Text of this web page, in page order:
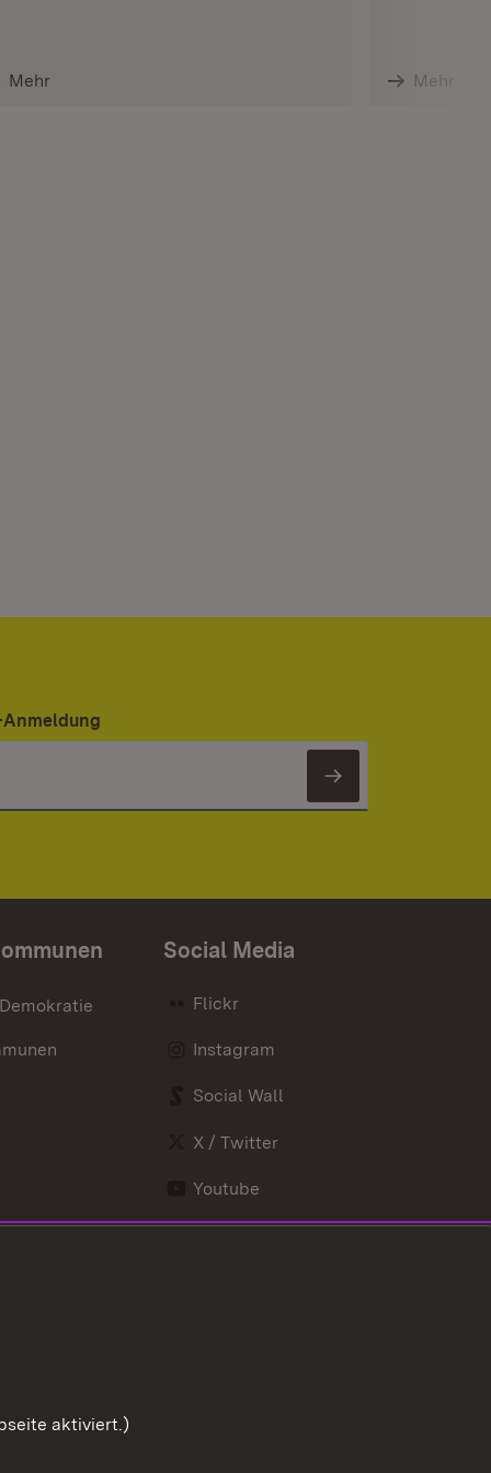
Mehr Mehr
Newsletter
Social Media
Flickr
Instagram
Social Wall
X / Twitter
Youtube
aktiviert.)